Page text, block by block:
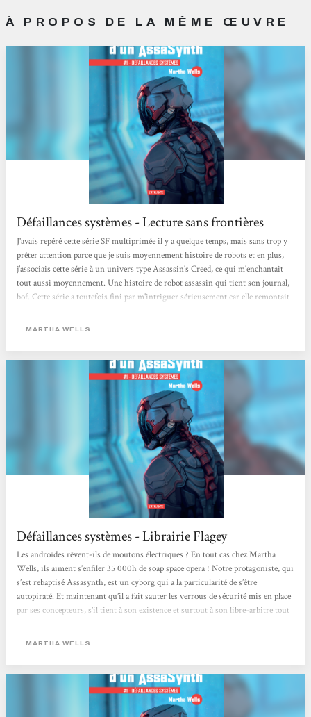
À PROPOS DE LA MÊME ŒUVRE
Défaillances systèmes - Lecture sans frontières
J'avais repéré cette série SF multiprimée il y a quelque temps, mais sans trop y
prêter attention parce que je suis moyennement histoire de robots et en plus,
j'associais cette série à un univers type Assassin's Creed, ce qui m'enchantait
tout aussi moyennement. Une histoire de robot assassin qui tient son journal,
bof. Cette série a toutefois fini par m'intriguer sérieusement car elle remontait
type novella, j'ai fini par céder à la curiosité. Cette série est composée de 9
MARTHA WELLS
Défaillances systèmes - Librairie Flagey
Les androïdes rêvent-ils de moutons électriques ? En tout cas chez Martha
Wells, ils aiment s’enfiler 35 000h de soap space opera ! Notre protagoniste, qui
s’est rebaptisé Assasynth, est un cyborg qui a la particularité de s’être
autopiraté. Et maintenant qu’il a fait sauter les verrous de sécurité mis en place
par ses concepteurs, s’il tient à son existence et surtout à son libre-arbitre tout
qu’on s’est soudain découvert une conscience… Car la quantité...
MARTHA WELLS